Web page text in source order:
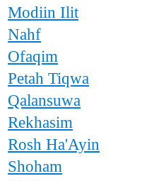
Modiin Ilit
Nahf
Ofaqim
Petah Tiqwa
Qalansuwa
Rekhasim
Rosh Ha'Ayin
Shoham